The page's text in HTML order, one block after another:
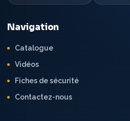
Navigation
Catalogue
Vidéos
Fiches de sécurité
Contactez-nous